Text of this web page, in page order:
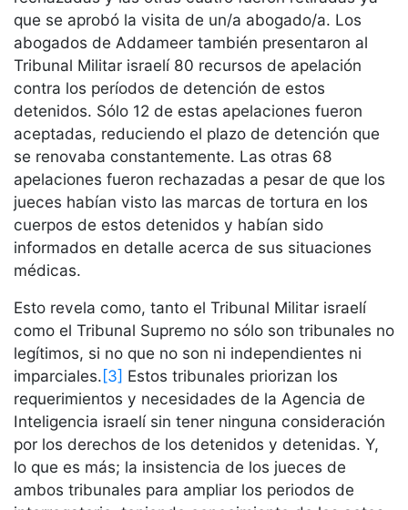
que se aprobó la visita de un/a abogado/a. Los
abogados de Addameer también presentaron al
Tribunal Militar israelí 80 recursos de apelación
contra los períodos de detención de estos
detenidos. Sólo 12 de estas apelaciones fueron
aceptadas, reduciendo el plazo de detención que
se renovaba constantemente. Las otras 68
apelaciones fueron rechazadas a pesar de que los
jueces habían visto las marcas de tortura en los
cuerpos de estos detenidos y habían sido
informados en detalle acerca de sus situaciones
médicas.
Esto revela como, tanto el Tribunal Militar israelí
como el Tribunal Supremo no sólo son tribunales no
legítimos, si no que no son ni independientes ni
imparciales.[3] Estos tribunales priorizan los
requerimientos y necesidades de la Agencia de
Inteligencia israelí sin tener ninguna consideración
por los derechos de los detenidos y detenidas. Y,
lo que es más; la insistencia de los jueces de
ambos tribunales para ampliar los periodos de